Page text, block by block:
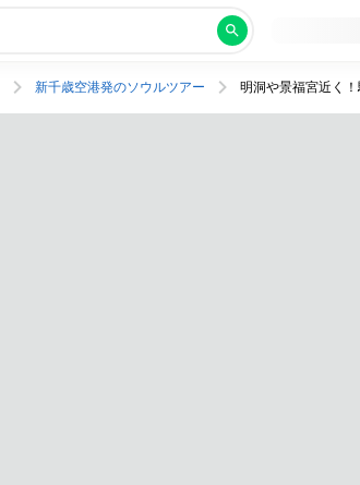
新千歳空港発のソウルツアー